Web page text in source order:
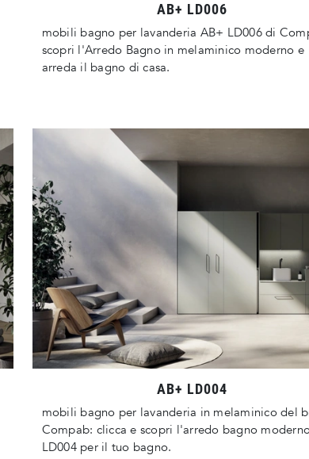
AB+ LD006
mobili bagno per lavanderia AB+ LD006 di
scopri l'Arredo Bagno in melaminico moderno e
arreda il bagno di casa.
AB+ LD004
mobili bagno per lavanderia in melaminico del
Compab: clicca e scopri l'arredo bagno
LD004 per il tuo bagno.